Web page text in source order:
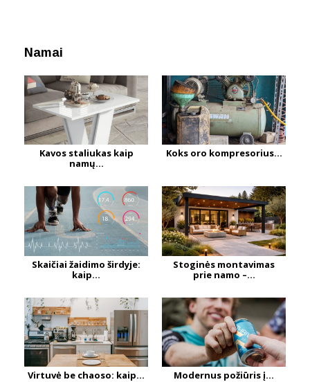
Namai
Kavos staliukas kaip
namų...
Koks oro kompresorius...
Skaičiai žaidimo širdyje:
kaip...
Stoginės montavimas
prie namo –...
Virtuvė be chaoso: kaip... Modernus požiūris į...